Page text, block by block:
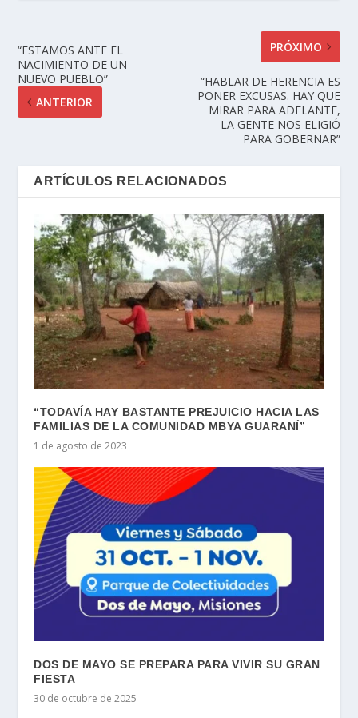
“ESTAMOS ANTE EL
NACIMIENTO DE UN
NUEVO PUEBLO”
ANTERIOR
PRÓXIMO
“HABLAR DE HERENCIA ES
PONER EXCUSAS. HAY QUE
MIRAR PARA ADELANTE,
LA GENTE NOS ELIGIÓ
PARA GOBERNAR”
ARTÍCULOS RELACIONADOS
“TODAVÍA HAY BASTANTE PREJUICIO HACIA LAS
FAMILIAS DE LA COMUNIDAD MBYA GUARANÍ”
1 de agosto de 2023
DOS DE MAYO SE PREPARA PARA VIVIR SU GRAN
FIESTA
30 de octubre de 2025